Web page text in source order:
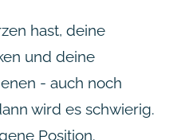
hast, deine
und deine
- auch noch
wird es schwierig.
Position.